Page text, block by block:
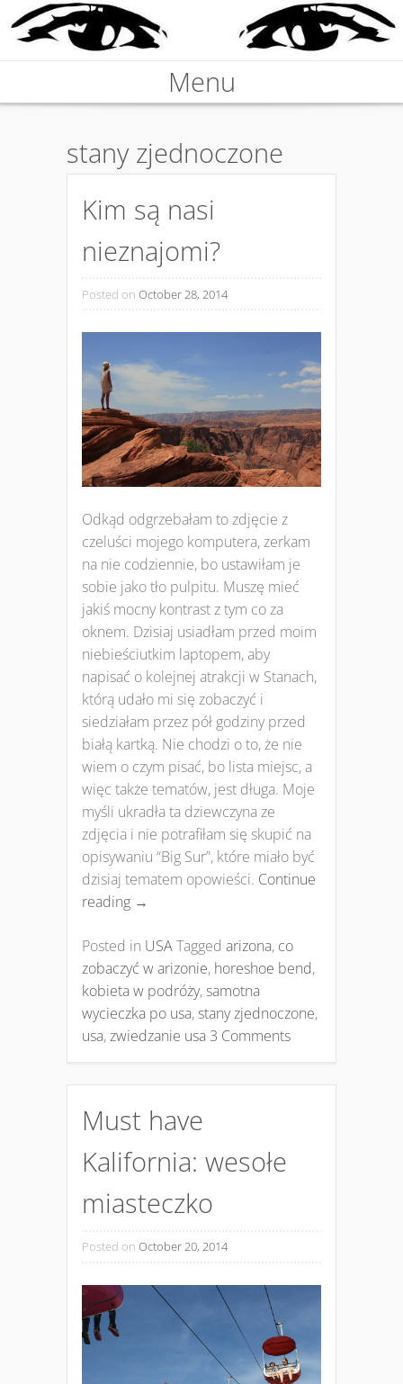
KARABOSKA
Menu
stany zjednoczone
Kim są nasi
nieznajomi?
Posted on October 28, 2014
Odkąd odgrzebałam to zdjęcie z
czeluści mojego komputera, zerkam
na nie codziennie, bo ustawiłam je
sobie jako tło pulpitu. Muszę mieć
jakiś mocny kontrast z tym co za
oknem. Dzisiaj usiadłam przed moim
niebieściutkim laptopem, aby
napisać o kolejnej atrakcji w Stanach,
którą udało mi się zobaczyć i
siedziałam przez pół godziny przed
białą kartką. Nie chodzi o to, że nie
wiem o czym pisać, bo lista miejsc, a
więc także tematów, jest długa. Moje
myśli ukradła ta dziewczyna ze
zdjęcia i nie potrafiłam się skupić na
opisywaniu “Big Sur”, które miało być
dzisiaj tematem opowieści. Continue
reading →
Posted in USATagged arizona, co
zobaczyć w arizonie, horeshoe bend,
kobieta w podróży,samotna
wycieczka po usa,stany zjednoczone,
usa,zwiedzanie usa 3 Comments
Must have
Kalifornia: wesołe
miasteczko
Posted on October 20, 2014